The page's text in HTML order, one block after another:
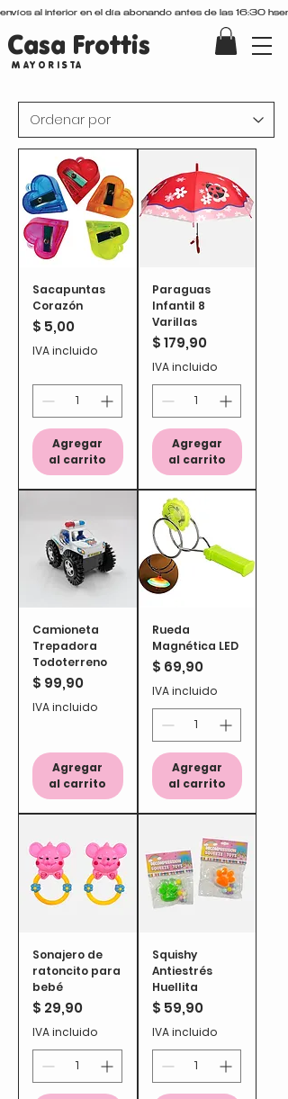
envíos al interior en el día abonando antes de las 16:30 hs
Casa Frottis
MAYORISTA
Sacapuntas
Corazón
Precio
$ 5,00
IVA incluido
Agregar
al carrito
Paraguas
Infantil 8
Varillas
Precio
$ 179,90
IVA incluido
Agregar
al carrito
Camioneta
Trepadora
Todoterreno
Precio
$ 99,90
IVA incluido
Agregar
al carrito
Rueda
Magnética LED
Precio
$ 69,90
IVA incluido
Agregar
al carrito
Sonajero de
ratoncito para
bebé
Precio
$ 29,90
IVA incluido
Squishy
Antiestrés
Huellita
Precio
$ 59,90
IVA incluido